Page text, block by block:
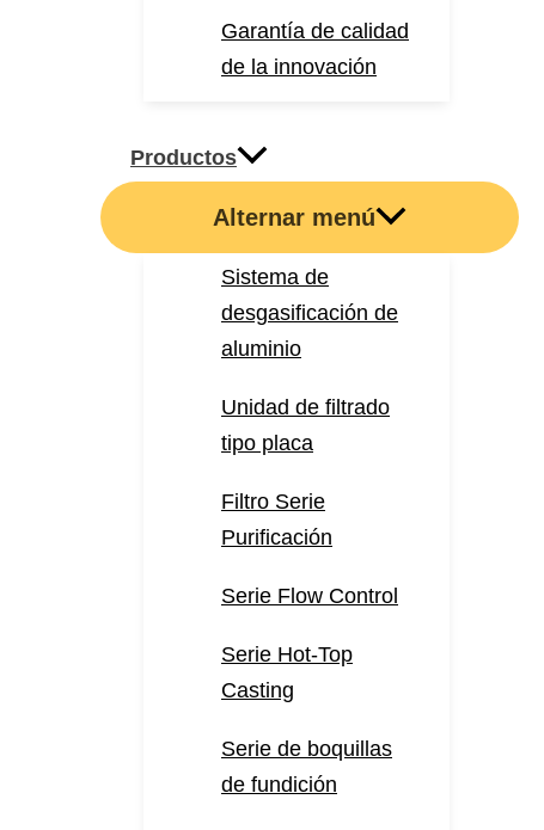
Garantía de calidad
de la innovación
Productos
Alternar menú
Sistema de
desgasificación de
aluminio
Unidad de filtrado
tipo placa
Filtro Serie
Purificación
Serie Flow Control
Serie Hot-Top
Casting
Serie de boquillas
de fundición